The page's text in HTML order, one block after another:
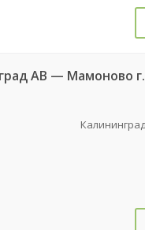
АВ — Мамоново г.